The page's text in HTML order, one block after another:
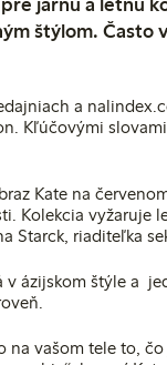
štýlom.
a
Kľúčovými
Kate na
Kolekcia vyžaruje
Starck, riaditeľka
ázijskom štýle a
vašom tele to,